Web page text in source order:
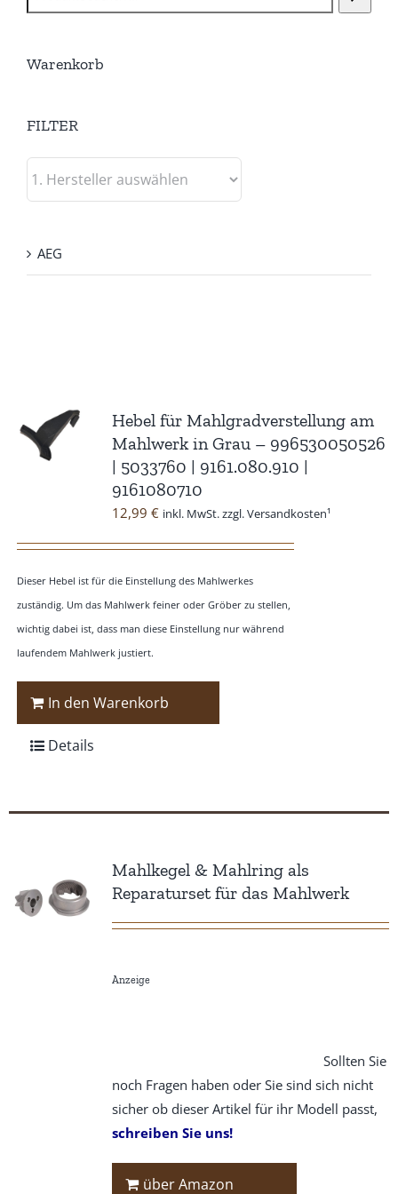
Hebel für Mahlgradverstellung am
Mahlwerk in Grau – 996530050526
| 5033760 | 9161.080.910 |
9161080710
12,99 € inkl. MwSt. zzgl. Versandkosten¹
Dieser Hebel ist für die Einstellung des Mahlwerkes
zuständig. Um das Mahlwerk feiner oder Gröber zu stellen,
wichtig dabei ist, dass man diese Einstellung nur während
laufendem Mahlwerk justiert.
In den Warenkorb
Details
Mahlkegel & Mahlring als
Reparaturset für das Mahlwerk
Anzeige
Sollten Sie
noch Fragen haben oder Sie sind sich nicht
sicher ob dieser Artikel für ihr Modell passt,
schreiben Sie uns!
über Amazon
Warenkorb
FILTER
AEG